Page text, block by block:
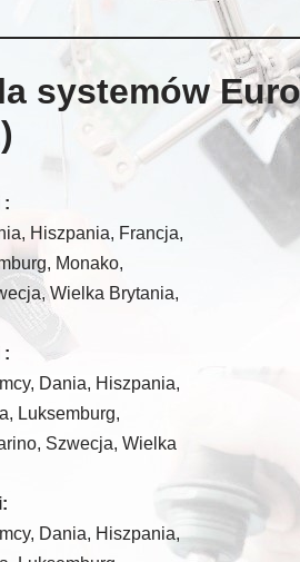
systemów
:
Hiszpania, Francja,
Monako,
Wielka Brytania,
:
Dania, Hiszpania,
Luksemburg,
Szwecja, Wielka
Dania, Hiszpania,